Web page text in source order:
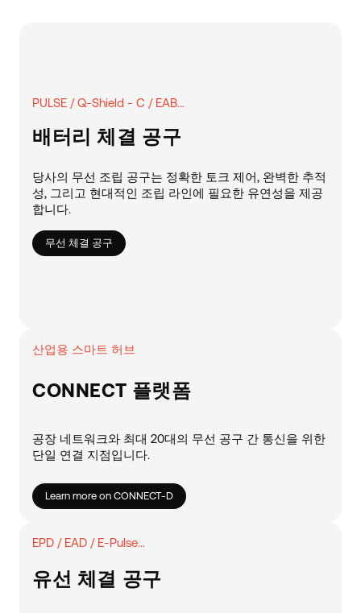
PULSE / Q-Shield - C / EAB...
배터리 체결 공구
당사의 무선 조립 공구는 정확한 토크 제어, 완벽한 추적
성, 그리고 현대적인 조립 라인에 필요한 유연성을 제공
합니다.
무선 체결 공구
산업용 스마트 허브
CONNECT 플랫폼
공장 네트워크와 최대 20대의 무선 공구 간 통신을 위한
단일 연결 지점입니다.
Learn more on CONNECT-D
EPD / EAD / E-Pulse...
유선 체결 공구